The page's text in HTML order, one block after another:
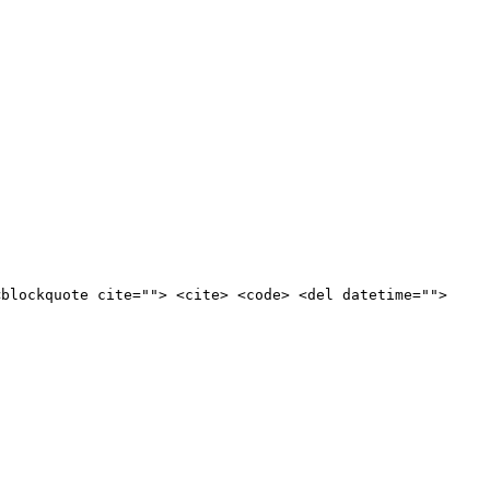
cite=""> <cite> <code> <del datetime="">